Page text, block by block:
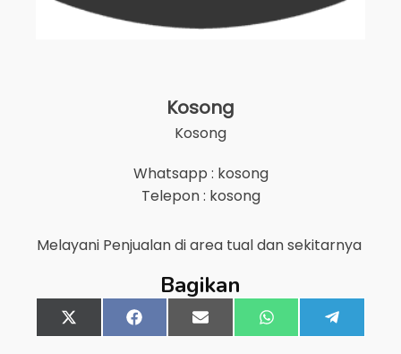
Kosong
Kosong
Whatsapp : kosong
Telepon : kosong
Melayani Penjualan di area tualdan sekitarnya
Bagikan
Share
on
X
(Twitter)
Share
on
FacebookShare
on
Email Share
on
WhatsApp
on